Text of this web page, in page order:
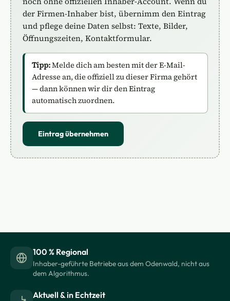
der Firmen-Inhaber bist, übernimm den Eintrag
und pflege deine Daten selbst: Texte, Bilder,
Öffnungszeiten, Kontaktformular.
Tipp:Melde dich am besten mit der E-Mail-
Adresse an, die offiziell zu dieser Firma gehört
— dann können wir dir den Eintrag
automatisch zuordnen.
Eintrag übernehmen
100 % Regional
Inhaber-geführte Betriebe aus dem Odenwald, nicht aus
dem Algorithmus.
Aktuell & in Echtzeit